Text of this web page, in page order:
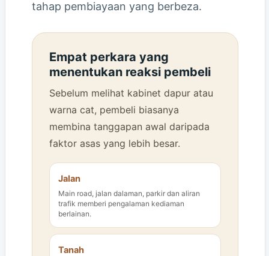
tahap pembiayaan yang berbeza.
Empat perkara yang
menentukan reaksi pembeli
Sebelum melihat kabinet dapur atau
warna cat, pembeli biasanya
membina tanggapan awal daripada
faktor asas yang lebih besar.
Jalan
Main road, jalan dalaman, parkir dan aliran
trafik memberi pengalaman kediaman
berlainan.
Tanah